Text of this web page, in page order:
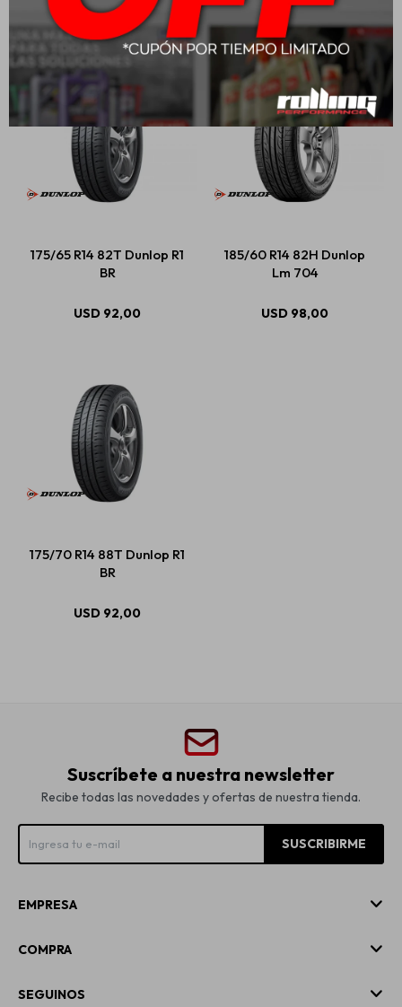
USD139,00 USD83,00
175/65 R14 82T Dunlop R1
BR
USD 92,00
185/60 R14 82H Dunlop
Lm 704
USD 98,00
175/70 R14 88T Dunlop R1
BR
USD 92,00
Suscríbete a nuestra newsletter
Recibe todas las novedades y ofertas de nuestra tienda.
SUSCRIBIRME
EMPRESA
COMPRA
SEGUINOS